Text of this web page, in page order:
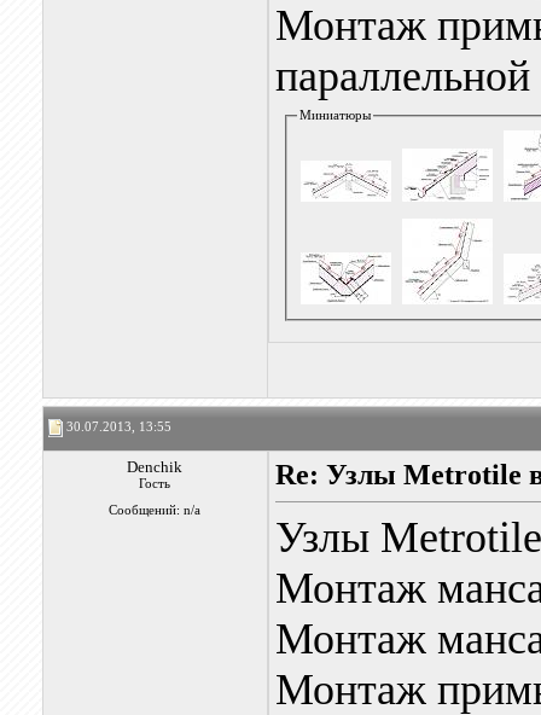
Монтаж
Миниатюры
30.07.2013, 13:55
Denchik
Гость
Сообщений: n/a
Re: Узлы Metrotile
Узлы
Монтаж
Монтаж
Монтаж